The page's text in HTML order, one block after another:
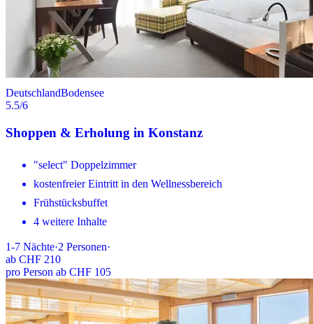
DeutschlandBodensee
5.5/6
Shoppen & Erholung in Konstanz
"select" Doppelzimmer
kostenfreier Eintritt in den Wellnessbereich
Frühstücksbuffet
4 weitere Inhalte
1-7 Nächte·2 Personen·
ab CHF 210
pro Person ab CHF 105